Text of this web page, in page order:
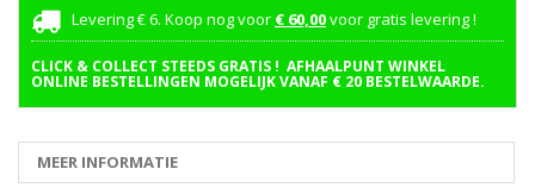
Levering € 6. Koop nog voor € 60,00voor gratis levering !
CLICK & COLLECT STEEDS GRATIS ! AFHAALPUNT WINKEL
ONLINE BESTELLINGEN MOGELIJK VANAF € 20 BESTELWAARDE.
MEER INFORMATIE